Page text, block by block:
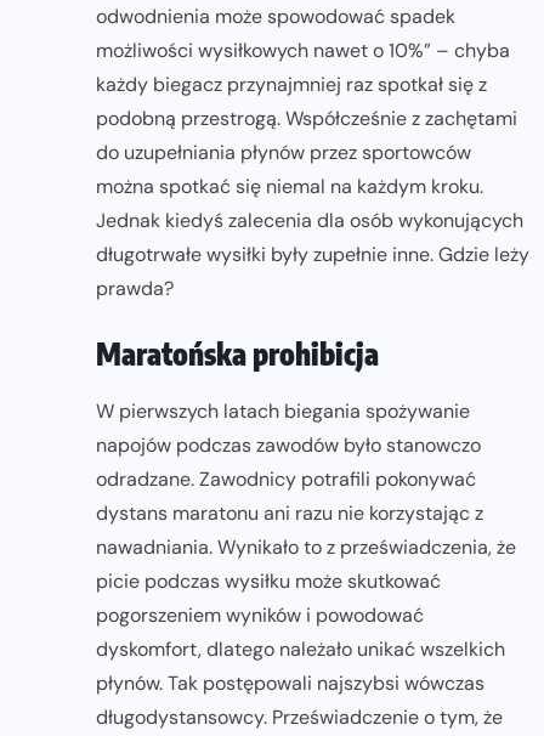
odwodnienia może spowodować spadek
możliwości wysiłkowych nawet o 10%” – chyba
każdy biegacz przynajmniej raz spotkał się z
podobną przestrogą. Współcześnie z zachętami
do uzupełniania płynów przez sportowców
można spotkać się niemal na każdym kroku.
Jednak kiedyś zalecenia dla osób wykonujących
długotrwałe wysiłki były zupełnie inne. Gdzie leży
prawda?
Maratońska prohibicja
W pierwszych latach biegania spożywanie
napojów podczas zawodów było stanowczo
odradzane. Zawodnicy potrafili pokonywać
dystans maratonu ani razu nie korzystając z
nawadniania. Wynikało to z przeświadczenia, że
picie podczas wysiłku może skutkować
pogorszeniem wyników i powodować
dyskomfort, dlatego należało unikać wszelkich
płynów. Tak postępowali najszybsi wówczas
długodystansowcy. Przeświadczenie o tym, że